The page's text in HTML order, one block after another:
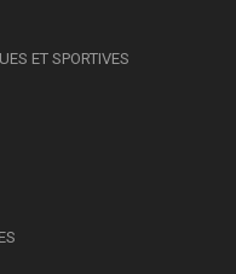
ET SPORTIVES